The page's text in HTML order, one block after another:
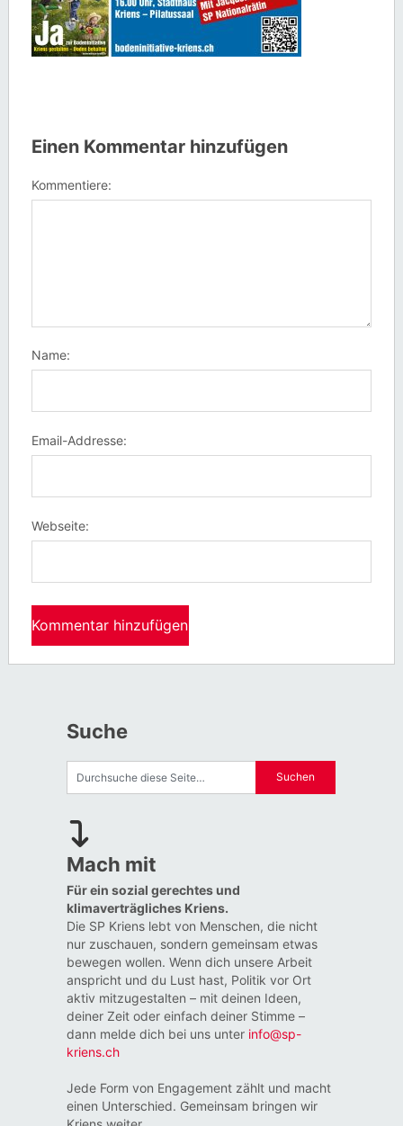
Einen Kommentar hinzufügen
Kommentiere:
Name:
Email-Addresse:
Webseite:
Suche
Mach mit
Für ein sozial gerechtes und
klimaverträgliches Kriens.
Die SP Kriens lebt von Menschen, die nicht
nur zuschauen, sondern gemeinsam etwas
bewegen wollen. Wenn dich unsere Arbeit
anspricht und du Lust hast, Politik vor Ort
aktiv mitzugestalten – mit deinen Ideen,
deiner Zeit oder einfach deiner Stimme –
dann melde dich bei uns unter info@sp-
kriens.ch
Jede Form von Engagement zählt und macht
einen Unterschied. Gemeinsam bringen wir